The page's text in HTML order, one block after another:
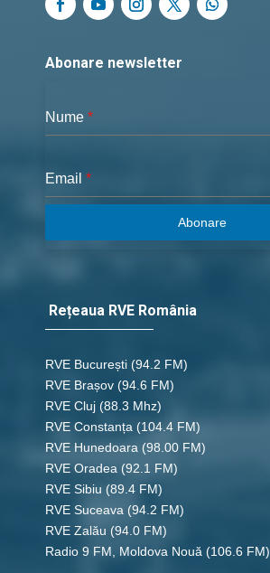
Abonare newsletter
Nume *
Email *
Abonare
Rețeaua RVE România
RVE București (94.2 FM)
RVE Brașov (94.6 FM)
RVE Cluj (88.3 Mhz)
RVE Constanța (104.4 FM)
RVE Hunedoara (98.00 FM)
RVE Oradea (92.1 FM)
RVE Sibiu (89.4 FM)
RVE Suceava (94.2 FM)
RVE Zalău (94.0 FM)
Radio 9 FM, Moldova Nouă (106.6 FM)